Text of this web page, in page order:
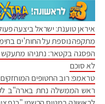
איראן טוענת: ישראל ביצעה
מתקפה נוספת על החות'ים
הפסגה בקטאר: נתניהו
לא סוכם
טראמפ: רוב החטופים
ראש הממשלה נחת בארה"ב